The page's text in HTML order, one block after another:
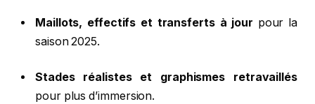
Maillots, effectifs et transferts à jour pour la
saison 2025.
Stades réalistes et graphismes retravaillés
pour plus d’immersion.